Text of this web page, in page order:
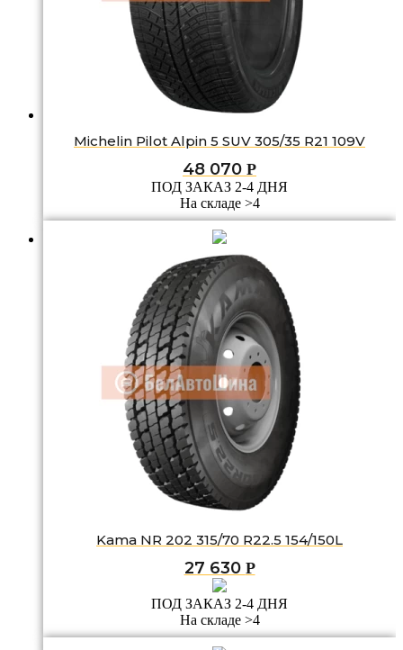
Michelin Pilot Alpin 5 SUV 305/35 R21 109V
48 070 Р
ПОД ЗАКАЗ 2-4 ДНЯ
На складе >4
Kama NR 202 315/70 R22.5 154/150L
27 630 Р
ПОД ЗАКАЗ 2-4 ДНЯ
На складе >4